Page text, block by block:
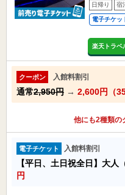
日帰り 宿
電子チケッ
楽天トラベ
クーポン 入館料割引
通常2,950円 → 2,600円（
他にも2種類の
電子チケット 入館料割引
【平日、土日祝全日】大人
円